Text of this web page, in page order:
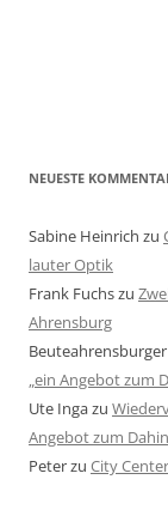
NEUESTE
Sabine Heinrich zu
lauter Optik
Frank Fuchszu
Ahrensburg
Beuteahrensburger
„ein Angebot zum
Ute Ingazu
Angebot zum
Peterzu City